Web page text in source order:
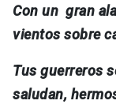
Con un gran
vientos sobre
Tus guerreros
saludan,